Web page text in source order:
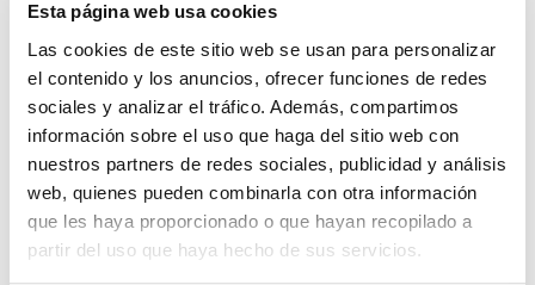
Esta página web usa cookies
Las cookies de este sitio web se usan para personalizar
el contenido y los anuncios, ofrecer funciones de redes
sociales y analizar el tráfico. Además, compartimos
información sobre el uso que haga del sitio web con
nuestros partners de redes sociales, publicidad y análisis
web, quienes pueden combinarla con otra información
que les haya proporcionado o que hayan recopilado a
partir del uso que haya hecho de sus servicios.
Regístrate para
descargas
descargas
SDS/ Hoja de seguridad
Regístrate para
descargas
Los productos marcados con esta imagen son
listos para una entrega inmediata.